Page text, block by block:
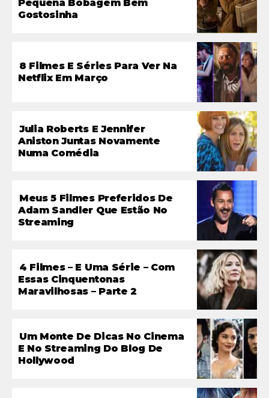
Pequena Bobagem Bem
Gostosinha
8 Filmes E Séries Para Ver Na
Netflix Em Março
Julia Roberts E Jennifer
Aniston Juntas Novamente
Numa Comédia
Meus 5 Filmes Preferidos De
Adam Sandler Que Estão No
Streaming
4 Filmes – E Uma Série – Com
Essas Cinquentonas
Maravilhosas – Parte 2
Um Monte De Dicas No Cinema
E No Streaming Do Blog De
Hollywood